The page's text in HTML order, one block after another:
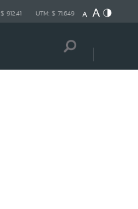
$ 912,41 UTM: $ 71.649